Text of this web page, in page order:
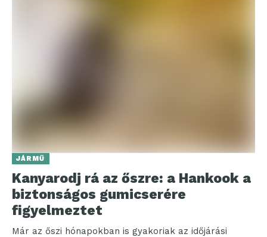
JÁRMŰ
Kanyarodj rá az őszre: a Hankook a
biztonságos gumicserére
figyelmeztet
Már az őszi hónapokban is gyakoriak az időjárási